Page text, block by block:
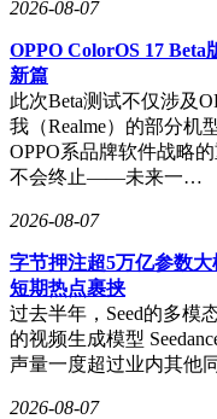
2026-08-07
OPPO ColorOS 17
新篇
此次Beta测试不仅涉及
我（Realme）的部分机
OPPO系品牌软件战略
不会终止——未来一…
2026-08-07
字节押注超5万亿参数
短期热点裹挟
过去半年，Seed的多模
的视频生成模型
声量一度超过业内其他
2026-08-07